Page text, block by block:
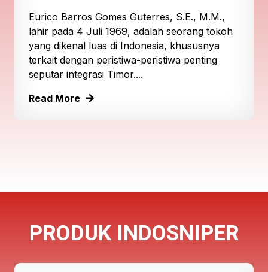
Eurico Barros Gomes Guterres, S.E., M.M.,
lahir pada 4 Juli 1969, adalah seorang tokoh
yang dikenal luas di Indonesia, khususnya
terkait dengan peristiwa-peristiwa penting
seputar integrasi Timor....
Read More
PRODUK INDOSNIPER